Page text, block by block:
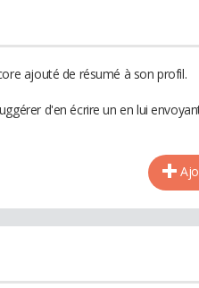
ajouté de résumé à son profil.
d'en écrire un en lui